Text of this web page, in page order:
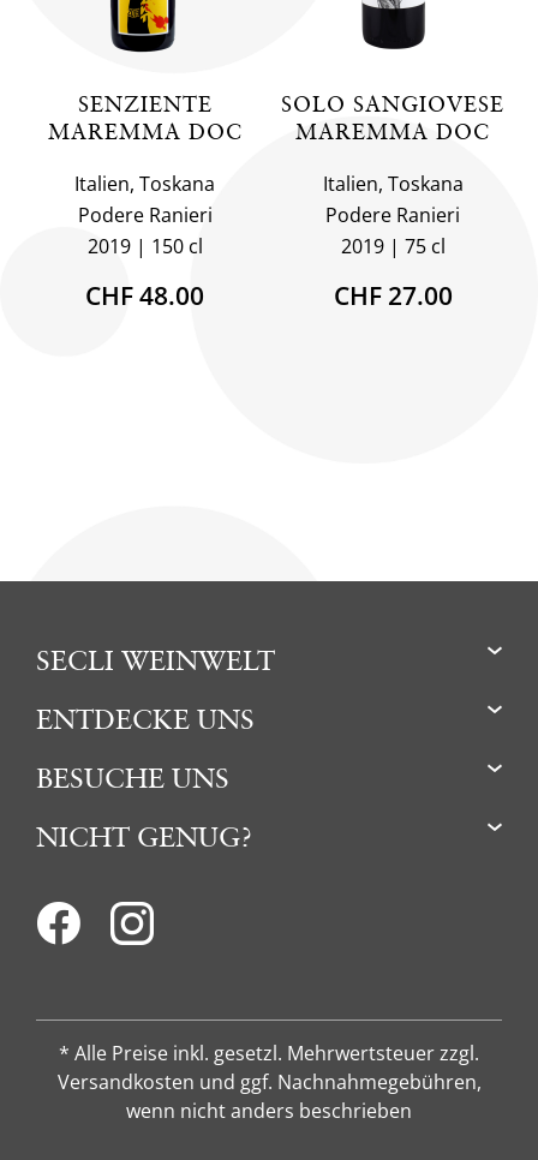
SENZIENTE
MAREMMA DOC
Italien, Toskana
Podere Ranieri
2019
150 cl
CHF 48.00
SOLO SANGIOVESE
MAREMMA DOC
Italien, Toskana
Podere Ranieri
2019
75 cl
CHF 27.00
SECLI WEINWELT
ENTDECKE UNS
BESUCHE UNS
NICHT GENUG?
* Alle Preise inkl. gesetzl. Mehrwertsteuer zzgl.
Versandkosten und ggf. Nachnahmegebühren,
wenn nicht anders beschrieben